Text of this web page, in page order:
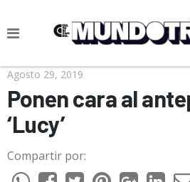
NOTICIAS
CULTURA POP
CIENCIA Y TECNOLOGÍA
VIDA
Agosto 29, 2019
Ponen cara al
‘Lucy’
Compartir por: